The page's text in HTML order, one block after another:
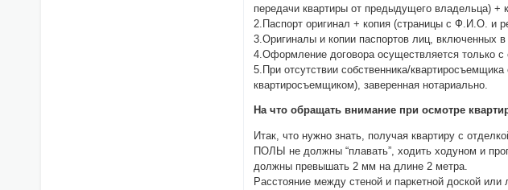
передачи квартиры от предыдущего владельца) +
2.Паспорт оригинал + копия (страницы с Ф.И.О. и
3.Оригиналы и копии паспортов лиц, включенных
4.Оформление договора осуществляется только с
5.При отсутствии собственника/
квартиросъемщиком), заверенная нотариально.
На что обращать внимание при осмотре
Итак, что нужно знать, получая квартиру с
ПОЛЫ не должны “плавать”, ходить ходуном и
должны превышать 2 мм на длине 2 метра.
Расстояние между стеной и паркетной доской